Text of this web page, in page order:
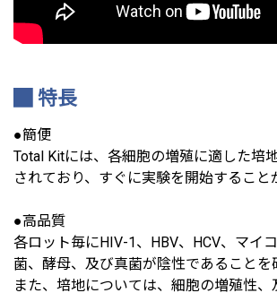
特長
●簡便
Total Kitには、各細胞の増殖に適した培
されており、すぐに実験を開始すること
●高品質
各ロット毎にHIV-1、HBV、HCV、マイ
菌、酵母、及び真菌が陰性であることを
また、培地については、細胞の増殖性